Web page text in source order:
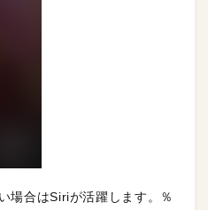
場合はSiriが活躍します。％